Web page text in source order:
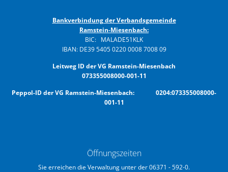
Bankverbindung der Verbandsgemeinde
Ramstein-Miesenbach:
BIC: MALADE51KLK
IBAN: DE39 5405 0220 0008 7008 09
Leitweg ID der VG Ramstein-Miesenbach
073355008000-001-11
Peppol-ID der VG Ramstein-Miesenbach: 0204:073355008000-
001-11
Öffnungszeiten
Sie erreichen die Verwaltung unter der 06371 - 592-0.